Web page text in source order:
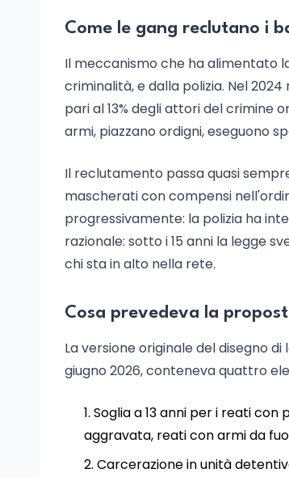
Come le gang reclutano i
Il meccanismo che ha alimentato
criminalità, e dalla polizia. Nel
pari al 13% degli attori del crimine
armi, piazzano ordigni, eseguono
Il reclutamento passa quasi
mascherati con compensi
progressivamente: la polizia ha
razionale: sotto i 15 anni la legge
chi sta in alto nella rete.
Cosa prevedeva la
La versione originale del disegno
giugno 2026, conteneva quattro
Soglia a 13 anni per i reati
aggravata, reati con armi da
Carcerazione in unità